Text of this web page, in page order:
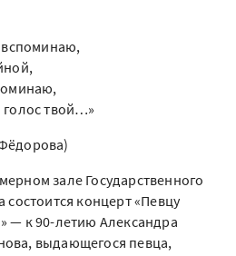
вспоминаю,
твой…»
зале Государственного
состоится концерт «Певцу
— к 90-летию Александра
выдающегося певца,